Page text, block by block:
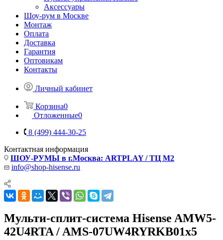
Аксессуары
Шоу-рум в Москве
Монтаж
Оплата
Доставка
Гарантия
Оптовикам
Контакты
Личный кабинет
Корзина0
Отложенные0
8 (499) 444-30-25
Контактная информация
ШОУ-РУМЫ в г.Москва: ARTPLAY / ТЦ М2
info@shop-hisense.ru
Мульти-сплит-система Hisense AMW5-
42U4RTA / AMS-07UW4RYRKB01x5